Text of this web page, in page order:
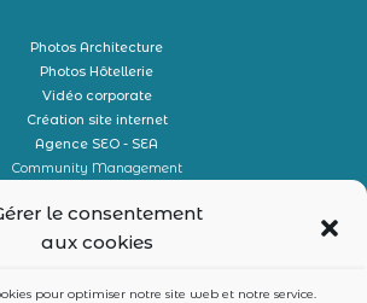
le consentement
aux cookies
pour optimiser notre site web et notre service.
Photos Architecture
Photos Hôtellerie
Vidéo corporate
Création site internet
Agence SEO - SEA
Community Management